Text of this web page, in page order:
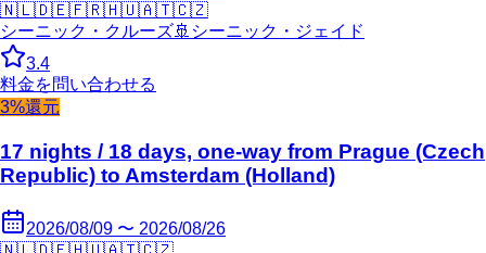
🇳🇱🇩🇪🇫🇷🇭🇺🇦🇹🇨🇿
シーニック・クルーズ🚢 シーニック・ジェイド
3.4
料金を問い合わせる
3%還元
17 nights / 18 days, one-way from Prague (Czech
Republic) to Amsterdam (Holland)
2026/08/09 〜 2026/08/26